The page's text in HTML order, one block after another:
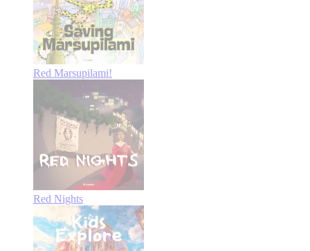
Red Marsupilami!
Red Nights